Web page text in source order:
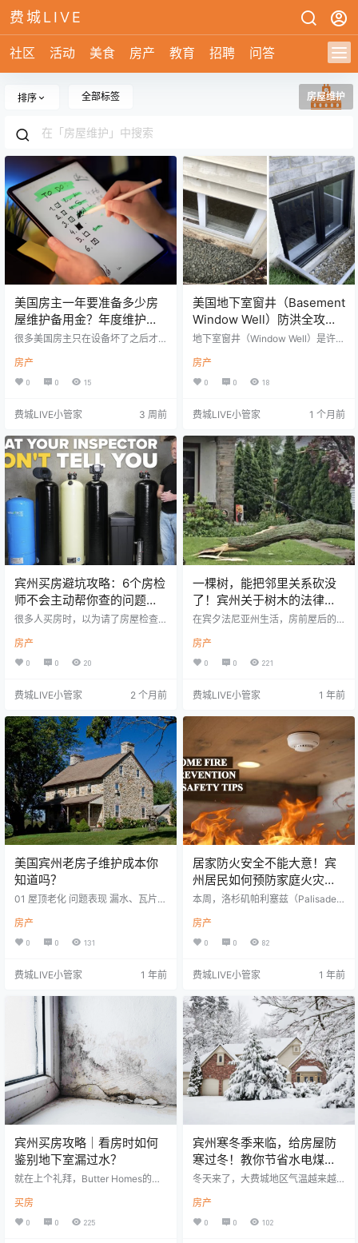
费城LIVE
社区 活动 美食 房产 教育 招聘 问答
排序 全部标签 房屋维护
美国房主一年要准备多少房
屋维护备用金？年度维护指
南：四季保养清单、维修预
很多美国房主只在设备坏了之后才
性。根据 State Farm 的数据，房屋
每年维护费用通常约占房屋价值的
1%-4%，但实际成本会因房龄差异
960年前建造的房屋，每年维护成本
年代建造的新房约为 0.2%。 差距并
不是因为老房一定更差，而是因为
维护时间是否及时。一个完整的年
度维护计划，可以帮助房主提前发…
房产
0 0 15
费城LIVE小管家 3 周前
美国地下室窗井（Basement
Window Well）防洪全攻
略：有效防止窗井积水，远
地下室窗井（Window Well）是许多
不仅可以为地下室提供自然采光和
通风，也是地下室逃生窗（Egress
Window）的必要设施。 然而，每
井往往成为地下室最容易积水的位
进入地下室，导致地板被淹、墙体
受潮、家具损坏、霉菌滋生，甚至
影响房屋基础结构。 虽然无法完全
阻止雨水进入窗井，但通过合理设
计和日常维护…
房产
0 0 18
费城LIVE小管家 1 个月前
宾州买房避坑攻略：6个房检
师不会主动帮你查的问题，
很多买家签约后才后悔！
很多人买房时，以为请了房屋检查
吉。 确实，专业房检师会检查超过1
600项内容，从墙体裂缝、屋顶状
况，到马桶冲水是否正常，都会仔
00～500美元之间，但可能帮你避
用，非常值得。 但很多买家不知道
的是： 房屋检查 ≠ 什么都会检查。
有些隐藏问题，基础房检根本不会
涉及；还有些区域，即使存在风
险，检查…
房产
0 0 20
费城LIVE小管家 2 个月前
一棵树，能把邻里关系砍没
了！宾州关于树木的法律权
利你了解多少？
在宾夕法尼亚州生活，房前屋后的
引发邻里纠纷。今天，我们就来聊
聊你在宾州拥有的树木相关法律权
利，避免好邻居反目成仇。 邻居家
纠纷”全解析 Common Issues With
怎么办？ 如果邻居拒绝处理树枝越
界的问题，你作为业…
房产
0 0 221
费城LIVE小管家 1 年前
美国宾州老房子维护成本你
知道吗？
01 屋顶老化 问题表现 漏水、瓦片脱
为20-30年，长期风吹日晒后会出
现老化。 维护成本 更换屋顶约$8,0
00-$20,000(视屋顶材料和面积)。
若剩余寿命<5年，可在价格中谈判
问题表现 插座数量不足、电压不
稳、保险丝频繁跳闸。 原因 老房普
遍使用60安或100安系统，不满足
现代…
房产
0 0 131
费城LIVE小管家 1 年前
居家防火安全不能大意！宾
州居民如何预防家庭火灾发
生？
本周，洛杉矶帕利塞兹（Palisade
矶历史上最具破坏性的火灾。 REUT
ERS/David Swanson 洛杉矶县消防
局局长表示，已经失控的大火摧毁1
断电、约15万人被迫紧急隔离。 而
筑火灾发生率榜首。在所有火灾场
所中，住宅火灾导致的死亡人数最
多。 今天我们给宾州居民普及下如
何预防家庭火灾的发生。…
房产
0 0 82
费城LIVE小管家 1 年前
宾州买房攻略｜看房时如何
鉴别地下室漏过水？
就在上个礼拜，Butter Homes的合
eam house，地理位置，房屋建筑
风格，格局，装修设计等都完完全
全符合客户的要求。唯独只有一个
买房
0 0 225
宾州寒冬季来临，给房屋防
寒过冬！教你节省水电煤费
的实用小妙招
冬天来了，大费城地区气温越来越
就需要长时间开暖气。 今天，我们
就来与大家分享一些小妙招，教你
在冬季如何节约水电煤费用。 在美
房产
0 0 102